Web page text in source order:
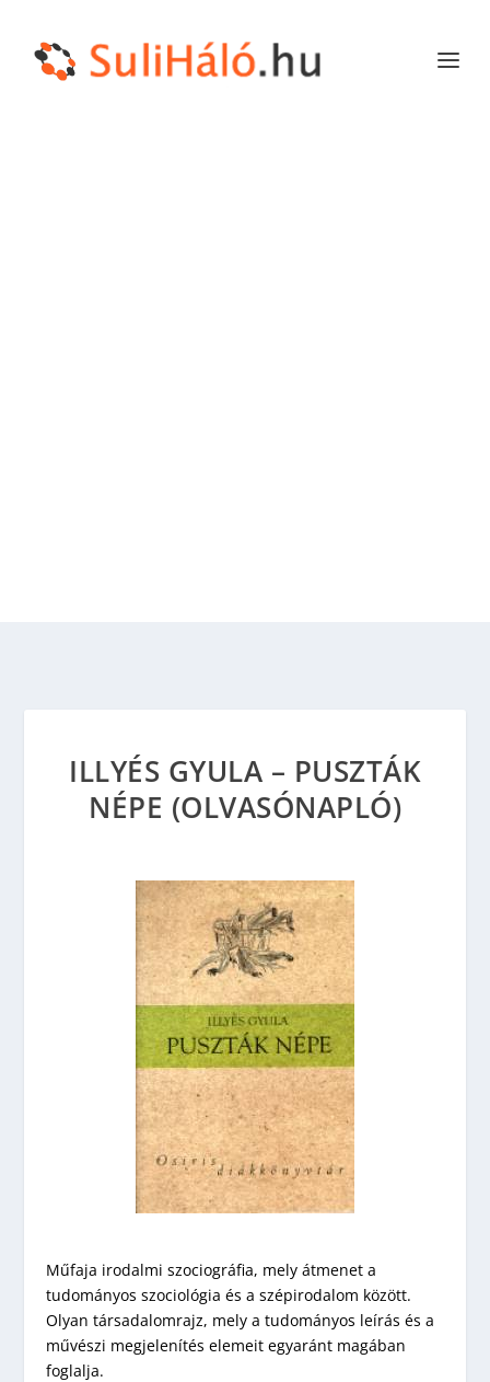
ILLYÉS GYULA – PUSZTÁK
NÉPE (OLVASÓNAPLÓ)
Műfaja irodalmi szociográfia, mely átmenet a
tudományos szociológia és a szépirodalom között.
Olyan társadalomrajz, mely a tudományos leírás és a
művészi megjelenítés elemeit egyaránt magában
foglalja.